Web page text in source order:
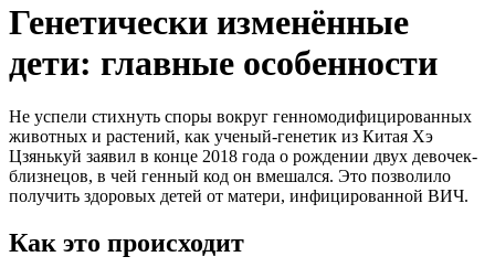
Генетически изменённые
дети: главные особенности
Не успели стихнуть споры вокруг генномодифицированных
животных и растений, как ученый-генетик из Китая Хэ
Цзянькуй заявил в конце 2018 года о рождении двух девочек-
близнецов, в чей генный код он вмешался. Это позволило
получить здоровых детей от матери, инфицированной ВИЧ.
Как это происходит